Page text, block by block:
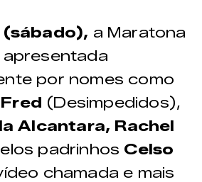
a Maratona
apresentada
por nomes como
(Desimpedidos),
Alcantara, Rachel
padrinhos Celso
chamada e mais